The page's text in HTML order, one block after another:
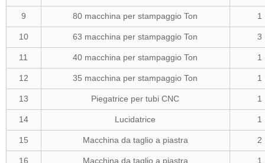
9 80 macchina per stampaggio Ton 1
10 63 macchina per stampaggio Ton 3
11 40 macchina per stampaggio Ton 1
12 35 macchina per stampaggio Ton 1
13 Piegatrice per tubi CNC 1
14 Lucidatrice 1
15 Macchina da taglio a piastra 2
16 Macchina da taglio a piastra 1